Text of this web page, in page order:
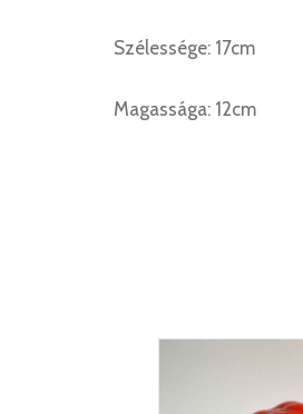
Szélessége: 17cm
Magassága: 12cm